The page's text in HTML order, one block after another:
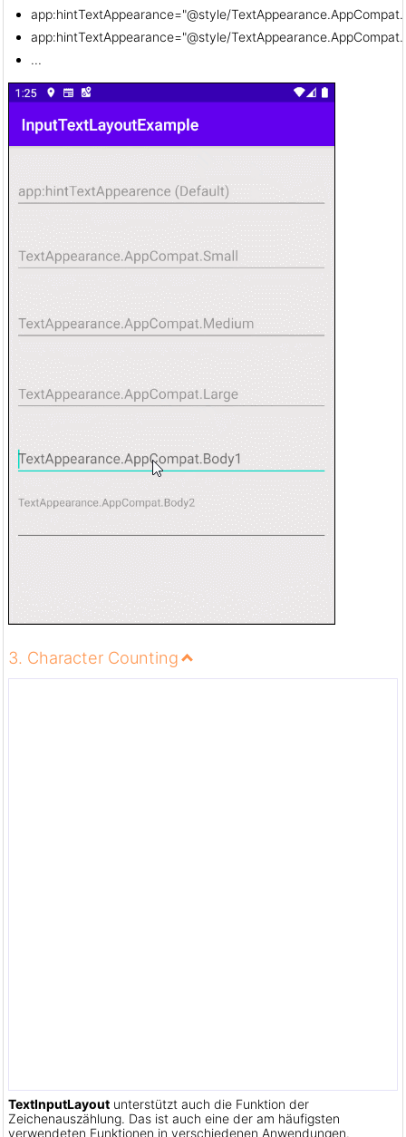
app:hintTextAppearance="@style/
app:hintTextAppearance="@style/
...
3. Character Counting
TextInputLayout unterstützt auch die Funktion der
Zeichenauszählung. Das ist auch eine der am häufigsten
verwendeten Funktionen in verschiedenen Anwendungen.